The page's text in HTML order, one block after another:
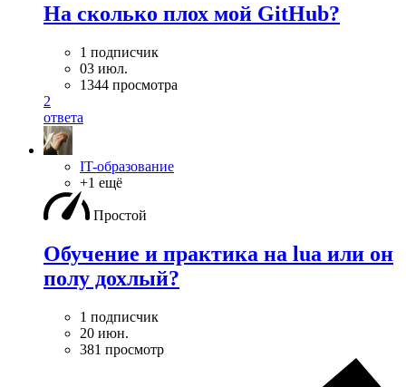
На сколько плох мой GitHub?
1 подписчик
03 июл.
1344 просмотра
2
ответа
IT-образование
+1 ещё
Простой
Обучение и практика на lua или он
полу дохлый?
1 подписчик
20 июн.
381 просмотр